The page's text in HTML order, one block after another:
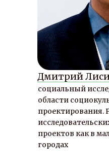
Дмитрий
социальный
области
проектирования.
проектов как в
городах